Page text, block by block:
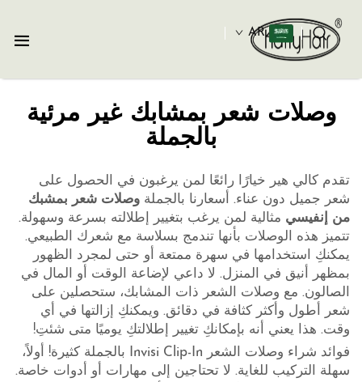
AR
وصلات شعر بمشابك غير مرئية
بالجملة
تقدم كالي هير خيارًا رائعًا لمن يرغبون في الحصول على
شعر جميل دون عناء. أسعارنا بالجملة وصلات شعر بمشبك
من إنفيسي مثالية لمن يرغب بتغيير إطلالته بسرعة وسهولة.
تتميز هذه الوصلات بأنها تندمج بسلاسة مع شعرك الطبيعي.
يمكنكِ استخدامها في سهرة ممتعة أو حتى لمجرد الظهور
بمظهر أنيق في المنزل. لا داعي لإضاعة الوقت أو المال في
الصالون. مع وصلات الشعر ذات المشابك، ستحصلين على
شعر أطول وأكثر كثافة في دقائق. ويمكنكِ إزالتها في أي
وقت. هذا يعني أنه بإمكانكِ تغيير إطلالتكِ يوميًا متى شئتِ!
فوائد شراء وصلات الشعر Invisi Clip-In بالجملة كثيرة! أولاً،
سهلة التركيب للغاية. لا تحتاجين إلى مهارات أو أدوات خاصة.